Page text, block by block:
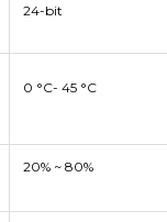
24-bit
0 °C- 45 °C
20% ~ 80%